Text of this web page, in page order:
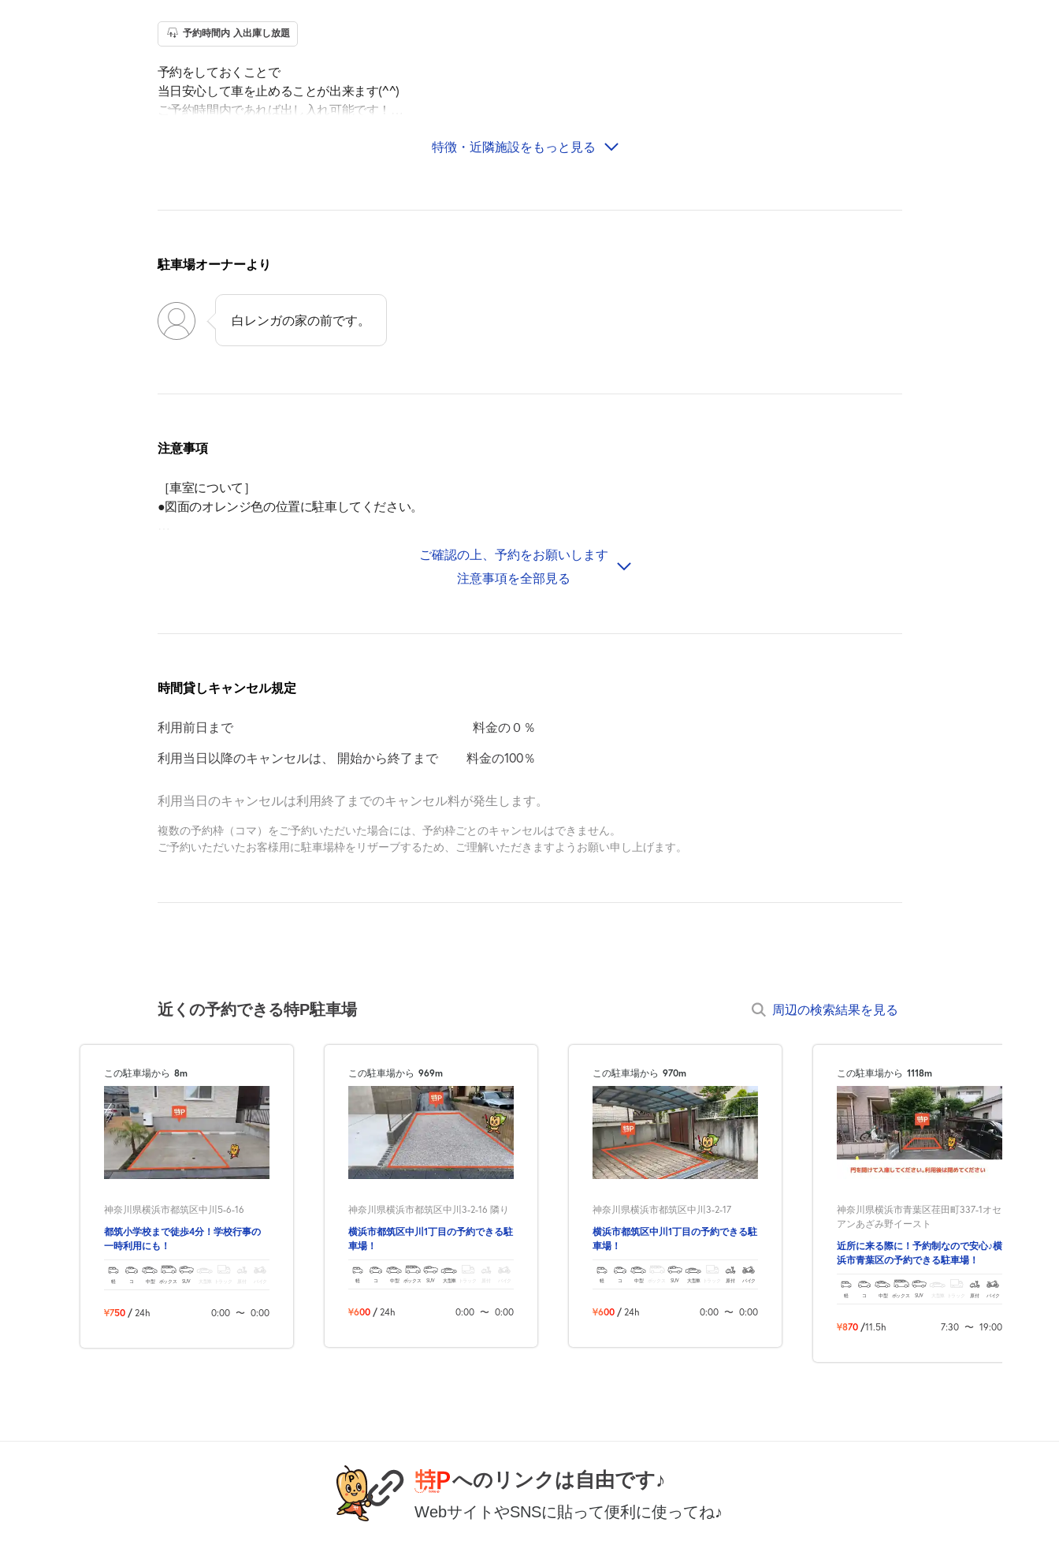
予約時間内 入出庫し放題
予約をしておくことで
当日安心して車を止めることが出来ます(^^)
ご予約時間内であれば出し入れ可能です！
・山崎公園 徒歩3分
◎周辺教育施設
・横浜市立都筑小学校 徒歩4分
・マーマセンター北保育園 徒歩10分
特徴・近隣施設をもっと見る
駐車場オーナーより
白レンガの家の前です。
注意事項
［車室について］
●図面のオレンジ色の位置に駐車してください。
●表記の車室サイズは、駐車可能サイズではございません。
乗り降りのスペースをご考慮のうえ、ご予約ください。
●不正駐車との誤認防止のため、必ず予約を入れてから敷地内に入るようお願いします。
●サイズ違いでの返金は承っておりませんので、あらかじめ車両サイズをご確認の上、ご利用ください。
ご確認の上、予約をお願いします
注意事項を全部見る
時間貸しキャンセル規定
利用前日まで
料金の０％
利用当日以降のキャンセルは、 開始から終了まで 料金の100％
利用当日のキャンセルは利用終了までのキャンセル料が発生します。
複数の予約枠（コマ）をご予約いただいた場合には、予約枠ごとのキャンセルはできません。
ご予約いただいたお客様用に駐車場枠をリザーブするため、ご理解いただきますようお願い申し上げます。
近くの予約できる特P駐車場 周辺の検索結果を見る
この駐車場から 8m
神奈川県横浜市都筑区中川5-6-16
都筑小学校まで徒歩4分！学校行事の
一時利用にも！
軽 コ 中型 ボックス SUV 大型車 トラック バイク
¥750 / 24h 0:00 〜 0:00
この駐車場から 969m
神奈川県横浜市都筑区中川3-2-16 隣り
横浜市都筑区中川1丁目の予約できる駐
車場！
軽 コ 中型 ボックス SUV 大型車 トラック バイク
¥600 / 24h 0:00 〜 0:00
この駐車場から 970m
神奈川県横浜市都筑区中川3-2-17
横浜市都筑区中川1丁目の予約できる駐
車場！
軽 コ 中型 ボックス SUV 大型車 トラック 原付 バイク
¥600 / 24h 0:00 〜 0:00
この駐車場から 1118m
神奈川県横浜市青葉区荏田町337-1オセ
アンあざみ野イースト
近所に来る際に！予約制なので安心♪横
浜市青葉区の予約できる駐車場！
軽 コ 中型 ボックス SUV 大型車 トラック 原付 バイク
¥870 /11.5h 7:30 〜 19:00
へのリンクは自由です♪
WebサイトやSNSに貼って便利に使ってね♪